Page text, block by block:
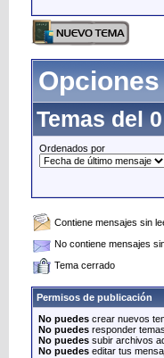
Temas del
Ordenados por
Contiene mensajes sin
No contiene mensajes
Tema cerrado
Permisos de publicación
No puedes crear nuevos
No puedes responder temas
No puedes subir archivos
No puedes editar tus